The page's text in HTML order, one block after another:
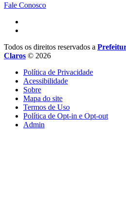
Fale Conosco
Todos os direitos reservados a
Claros © 2026
Política de Privacidade
Acessibilidade
Sobre
Mapa do site
Termos de Uso
Política de Opt-in e Opt-out
Admin